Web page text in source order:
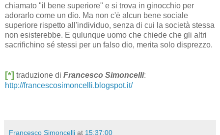
chiamato "il bene superiore" e si trova in ginocchio per
adorarlo come un dio. Ma non c'è alcun bene sociale
superiore rispetto all'individuo, senza di cui la società stessa
non esisterebbe. E qulunque uomo che chiede che gli altri
sacrifichino sé stessi per un falso dio, merita solo disprezzo.
[*] traduzione di Francesco Simoncelli:
http://francescosimoncelli.blogspot.it/
Francesco Simoncelli at 15:37:00